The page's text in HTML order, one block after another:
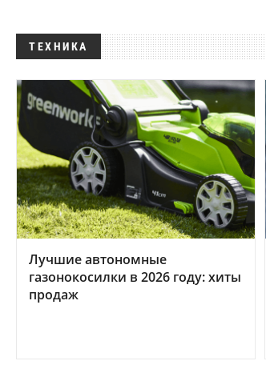
ТЕХНИКА
Лучшие автономные
газонокосилки в 2026 году: хиты
продаж